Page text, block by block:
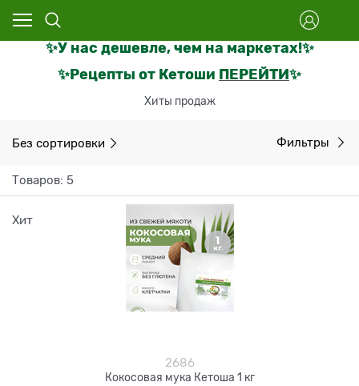
✨У нас дешевле, чем на маркетах!✨
✨Рецепты от Кетоши ПЕРЕЙТИ✨
Хиты продаж
Без сортировки Фильтры
Товаров: 5
Хит
2686
Кокосовая мука Кетоша 1 кг